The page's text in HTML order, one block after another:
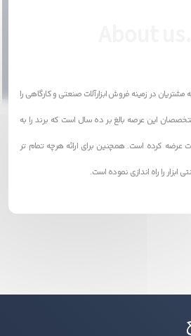
در زمینه فروش ابزارآلات صنعتی و کارگاهی را
این عرصه بالغ بر ده سال است که برند را به
عرضه کرده است. همچنین برای ارائه هرچه تمام تر
ابزار را راه اندازی نموده است.